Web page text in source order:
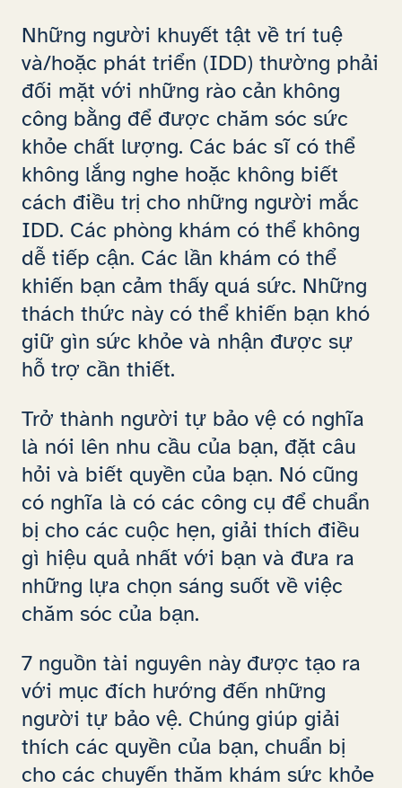
Những người khuyết tật về trí tuệ
và/hoặc phát triển (IDD) thường phải
đối mặt với những rào cản không
công bằng để được chăm sóc sức
khỏe chất lượng. Các bác sĩ có thể
không lắng nghe hoặc không biết
cách điều trị cho những người mắc
IDD. Các phòng khám có thể không
dễ tiếp cận. Các lần khám có thể
khiến bạn cảm thấy quá sức. Những
thách thức này có thể khiến bạn khó
giữ gìn sức khỏe và nhận được sự
hỗ trợ cần thiết.
Trở thành người tự bảo vệ có nghĩa
là nói lên nhu cầu của bạn, đặt câu
hỏi và biết quyền của bạn. Nó cũng
có nghĩa là có các công cụ để chuẩn
bị cho các cuộc hẹn, giải thích điều
gì hiệu quả nhất với bạn và đưa ra
những lựa chọn sáng suốt về việc
chăm sóc của bạn.
7 nguồn tài nguyên này được tạo ra
với mục đích hướng đến những
người tự bảo vệ. Chúng giúp giải
thích các quyền của bạn, chuẩn bị
cho các chuyến thăm khám sức khỏe